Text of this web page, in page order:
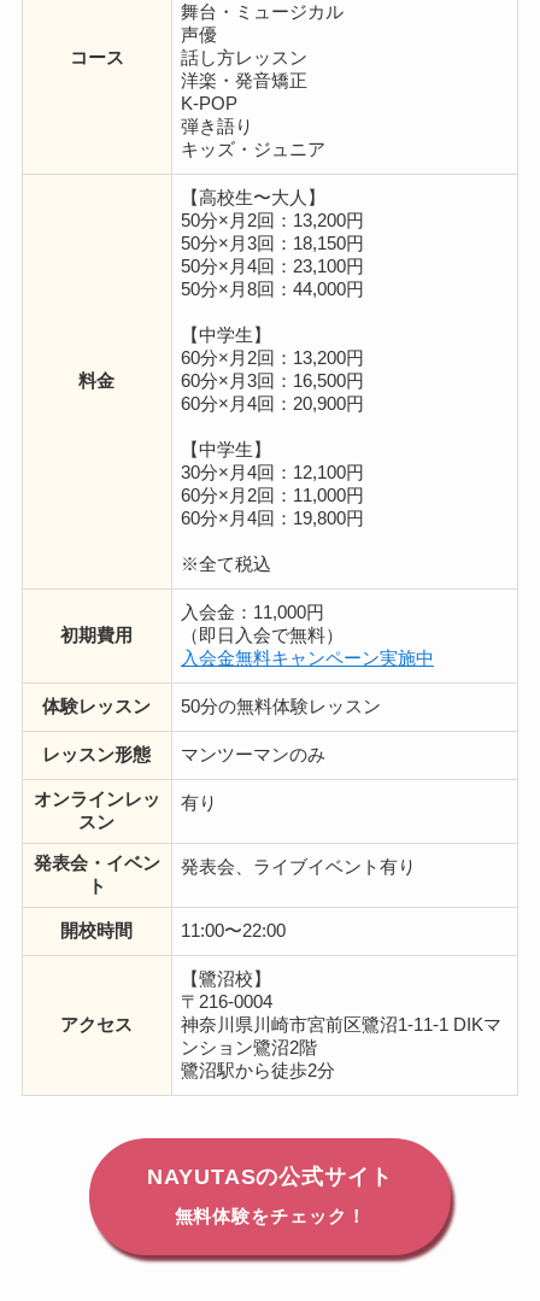
コース
舞台・ミュージカル
声優
話し方レッスン
洋楽・発音矯正
K-POP
弾き語り
キッズ・ジュニア
料金
【高校生〜大人】
50分×月2回：13,200円
50分×月3回：18,150円
50分×月4回：23,100円
50分×月8回：44,000円
【中学生】
60分×月2回：13,200円
60分×月3回：16,500円
60分×月4回：20,900円
【中学生】
30分×月4回：12,100円
60分×月2回：11,000円
60分×月4回：19,800円
※全て税込
初期費用
入会金：11,000円
（即日入会で無料）
入会金無料キャンペーン実施中
体験レッスン 50分の無料体験レッスン
レッスン形態 マンツーマンのみ
オンラインレッ
スン
有り
発表会・イベン
ト
発表会、ライブイベント有り
開校時間 11:00〜22:00
アクセス
【鷺沼校】
〒216-0004
神奈川県川崎市宮前区鷺沼1-11-1 DIKマ
ンション鷺沼2階
鷺沼駅から徒歩2分
NAYUTASの公式サイト
無料体験をチェック！